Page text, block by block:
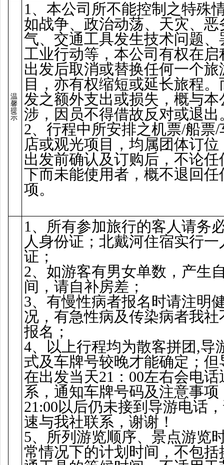
温
馨
提
示
1、本公司所不能控制之特殊
如战争、政治动荡、天灾、恶
气、交通工具发生技术问题、
工业行动等，本公司有权在启
出发后取消或替换任何一个旅
目，亦有权缩短或延长旅程。
发之额外支出或损失，概与本
涉，因员不得借故反对或退出
2、行程中所安排之机票/船票/
店或观光项目，均属团体订位
出发前确认及订购后，不论任
下而未能使用者，概不退回任
项。
1、所有参加旅行的客人请务
人身份证；北戴河住宿实行一
证；
2、如游客有男女单数，产生
间，请自补房差；
3、有慢性病者报名时请注明
况，有急性病及传染病者我社
报名；
4、以上行程均为散客拼团,导
式及车牌号较晚才能确定；但
在出发当天21：00左右会电话
系，通知车牌号码及注意事项
21:00以后仍未接到导游电话
速与我社联系，谢谢！
5、所列游览顺序、景点游览
常情况下的计划时间，不包括